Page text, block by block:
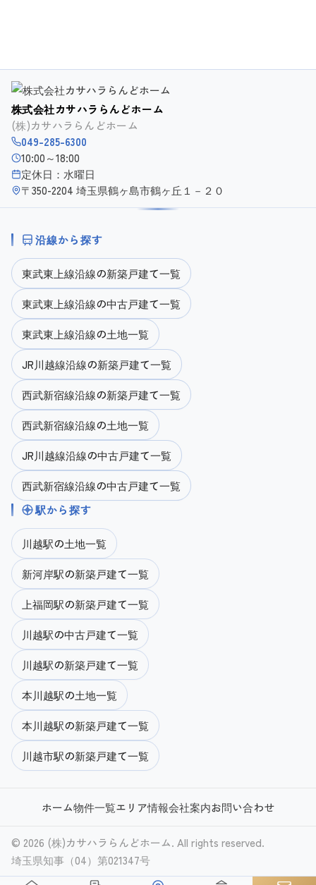
株式会社カサハラらんどホーム
(株)カサハラらんどホーム
049-285-6300
10:00～18:00
定休日：水曜日
〒350-2204 埼玉県鶴ヶ島市鶴ヶ丘１－２０
沿線から探す
東武東上線沿線の新築戸建て一覧
東武東上線沿線の中古戸建て一覧
東武東上線沿線の土地一覧
JR川越線沿線の新築戸建て一覧
西武新宿線沿線の新築戸建て一覧
西武新宿線沿線の土地一覧
JR川越線沿線の中古戸建て一覧
西武新宿線沿線の中古戸建て一覧
駅から探す
川越駅の土地一覧
新河岸駅の新築戸建て一覧
上福岡駅の新築戸建て一覧
川越駅の中古戸建て一覧
川越駅の新築戸建て一覧
本川越駅の土地一覧
本川越駅の新築戸建て一覧
川越市駅の新築戸建て一覧
ホーム物件一覧エリア情報会社案内お問い合わせ
© 2026 (株)カサハラらんどホーム. All rights reserved.
埼玉県知事（04）第021347号